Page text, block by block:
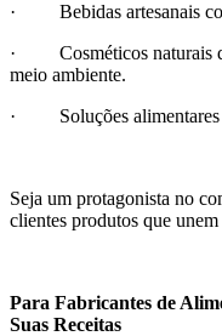
· Bebidas artesanais
· Cosméticos naturais
meio ambiente.
· Soluções alimentares
Seja um protagonista no
clientes produtos que
Para Fabricantes de
Suas Receitas